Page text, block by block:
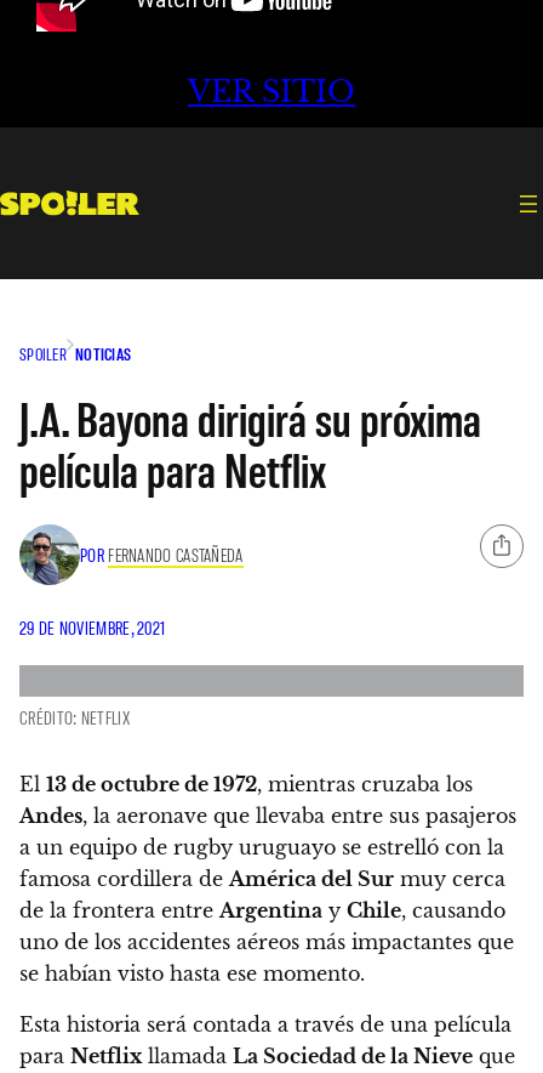
VER SITIO
SPOILER NOTICIAS
J.A. Bayona dirigirá su próxima
película para Netflix
POR FERNANDO CASTAÑEDA
29 DE NOVIEMBRE, 2021
CRÉDITO: NETFLIX
El 13 de octubre de 1972, mientras cruzaba los
Andes, la aeronave que llevaba entre sus pasajeros
a un equipo de rugby uruguayo se estrelló con la
famosa cordillera de América del Sur muy cerca
de la frontera entre Argentina y Chile, causando
uno de los accidentes aéreos más impactantes que
se habían visto hasta ese momento.
Esta historia será contada a través de una película
para Netflix llamada La Sociedad de la Nieve que